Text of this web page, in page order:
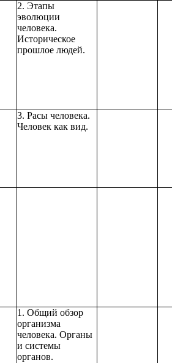
2. Этапы
эволюции
человека.
Историческое
прошлое людей.
3. Расы человека.
Человек как вид.
1. Общий обзор
организма
человека. Органы
и системы
органов.